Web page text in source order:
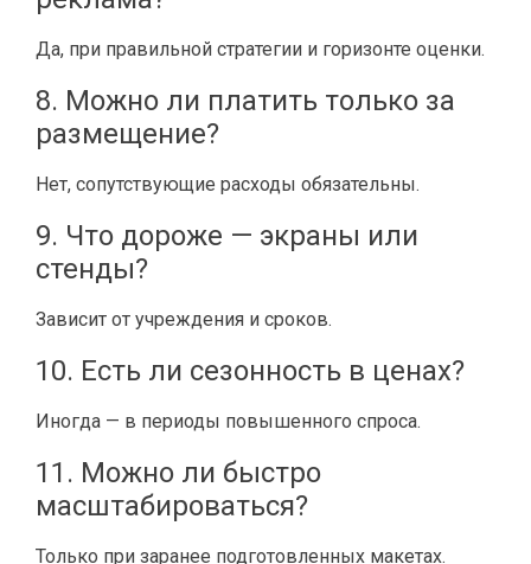
Да, при правильной стратегии и горизонте оценки.
8. Можно ли платить только за
размещение?
Нет, сопутствующие расходы обязательны.
9. Что дороже — экраны или
стенды?
Зависит от учреждения и сроков.
10. Есть ли сезонность в ценах?
Иногда — в периоды повышенного спроса.
11. Можно ли быстро
масштабироваться?
Только при заранее подготовленных макетах.